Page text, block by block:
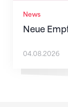
News
Neue
04.08.2026